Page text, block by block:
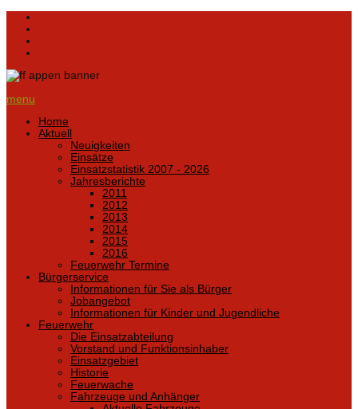
menu
Home
Aktuell
Neuigkeiten
Einsätze
Einsatzstatistik 2007 - 2026
Jahresberichte
2011
2012
2013
2014
2015
2016
Feuerwehr Termine
Bürgerservice
Informationen für Sie als Bürger
Jobangebot
Informationen für Kinder und Jugendliche
Feuerwehr
Die Einsatzabteilung
Vorstand und Funktionsinhaber
Einsatzgebiet
Historie
Feuerwache
Fahrzeuge und Anhänger